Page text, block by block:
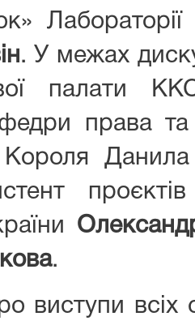
Лабораторії
. У межах
палати
права та
Короля
.
виступи всіх